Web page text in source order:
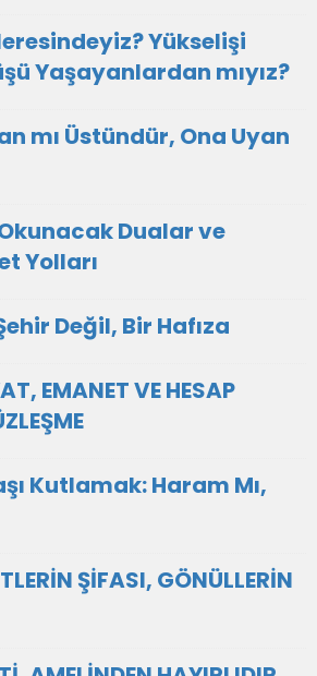
Yükselişi
Yaşayanlardan mıyız?
mı Üstündür, Ona Uyan
Dualar ve
Yolları
Değil, Bir Hafıza
EMANET VE HESAP
Kutlamak: Haram Mı,
ŞİFASI, GÖNÜLLERİN